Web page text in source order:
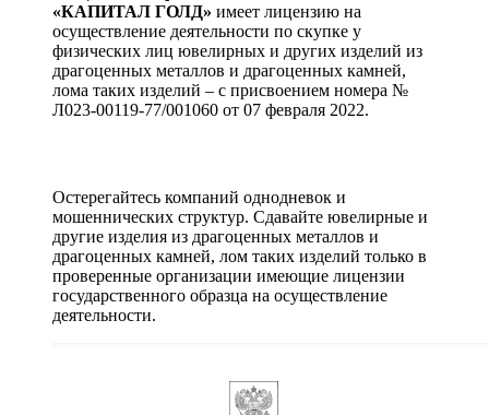
«КАПИТАЛ ГОЛД» имеет лицензию на
осуществление деятельности по скупке у
физических лиц ювелирных и других изделий из
драгоценных металлов и драгоценных камней,
лома таких изделий – с присвоением номера №
Л023-00119-77/001060 от 07 февраля 2022.
Остерегайтесь компаний однодневок и
мошеннических структур. Сдавайте ювелирные и
другие изделия из драгоценных металлов и
драгоценных камней, лом таких изделий только в
проверенные организации имеющие лицензии
государственного образца на осуществление
деятельности.